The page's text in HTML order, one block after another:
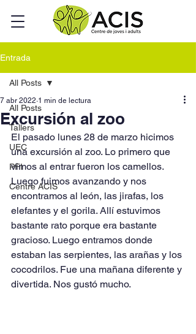
Entrada
All Posts
Tallers
UEC
PFI
Centre ACIS
All Posts
Excursión al zoo
7 abr 2022 1 min de lectura
El pasado lunes 28 de marzo hicimos
una excursión al zoo. Lo primero que
vimos al entrar fueron los camellos.
Luego fuimos avanzando y nos
encontramos al león, las jirafas, los
elefantes y el gorila. Allí estuvimos
bastante rato porque era bastante
gracioso. Luego entramos donde
estaban las serpientes, las arañas y los
cocodrilos. Fue una mañana diferente y
divertida. Nos gustó mucho.